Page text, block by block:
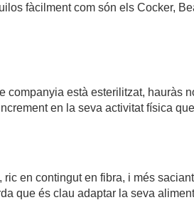
fàcilment com són els Cocker,
està esterilitzat, hauràs
en la seva activitat física
en contingut en fibra, i més
que és clau adaptar la seva